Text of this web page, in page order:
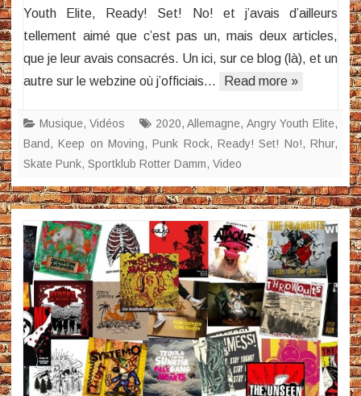
Keep
Moving
On
(Video)
Youth Elite, Ready! Set! No! et j’avais d’ailleurs
tellement aimé que c’est pas un, mais deux articles,
que je leur avais consacrés. Un ici, sur ce blog (là), et un
autre sur le webzine où j’officiais…
Read more »
Musique,Vidéos 2020,Allemagne, Angry Youth Elite,
Band,Keep on Moving,Punk Rock,Ready! Set! No!,Rhur,
Skate Punk, Sportklub Rotter Damm, Video